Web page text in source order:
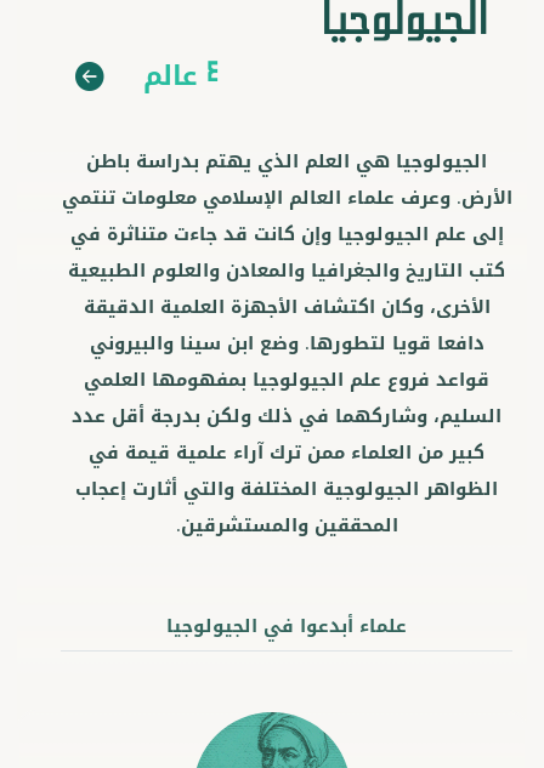
الجيولوجيا
4 عالم
الجيولوجيا هي العلم الذي يهتم بدراسة باطن
الأرض. وعرف علماء العالم الإسلامي معلومات تنتمي
إلى علم الجيولوجيا وإن كانت قد جاءت متناثرة في
كتب التاريخ والجغرافيا والمعادن والعلوم الطبيعية
الأخرى، وكان اكتشاف الأجهزة العلمية الدقيقة
دافعا قويا لتطورها. وضع ابن سينا والبيروني
قواعد فروع علم الجيولوجيا بمفهومها العلمي
السليم، وشاركهما في ذلك ولكن بدرجة أقل عدد
كبير من العلماء ممن ترك آراء علمية قيمة في
الظواهر الجيولوجية المختلفة والتي أثارت إعجاب
المحققين والمستشرقين.
علماء أبدعوا في الجيولوجيا